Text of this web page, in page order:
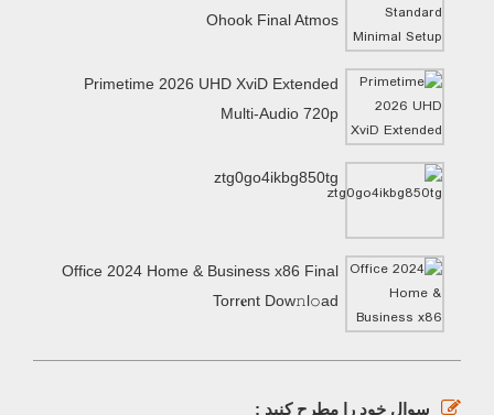
Ohook Final Atmos
Primetime 2026 UHD XviD Extended
Multi-Audio 720p
ztg0go4ikbg850tg
Office 2024 Home & Business x86 Final
Torr𝐞nt Dow𝚗l𝚘аd
سوال خود را مطرح کنید :